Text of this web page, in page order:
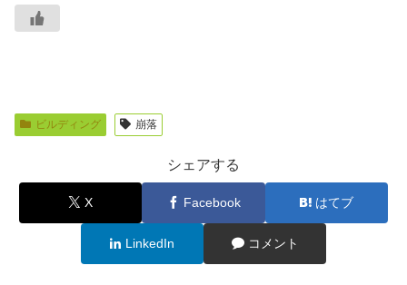
ビルディング 崩落
シェアする
X Facebook はてブ
LinkedIn コメント